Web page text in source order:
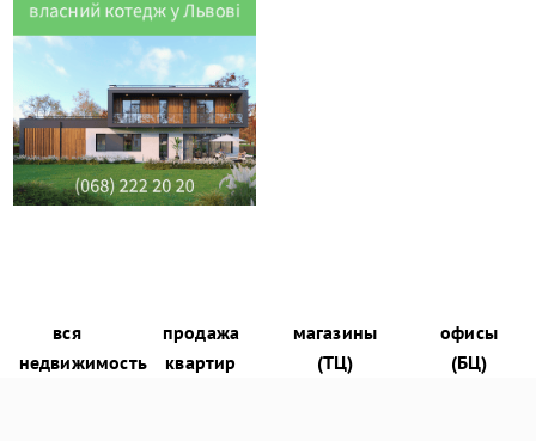
вся
недвижимость
продажа
квартир
магазины
(ТЦ)
офисы
(БЦ)